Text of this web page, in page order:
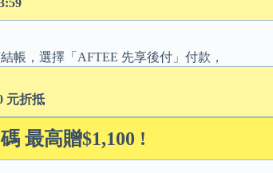
帳，選擇「AFTEE 先享後付」付款，
元折抵
最高贈$1,100 !